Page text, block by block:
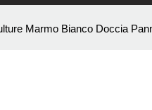
Marmo Bianco Doccia